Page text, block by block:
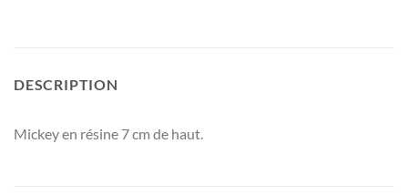
DESCRIPTION
Mickey en résine 7 cm de haut.